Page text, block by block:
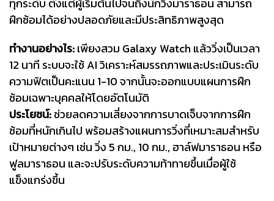
ทุกระดับ ตั้งแต่ผู้เริ่มต้นไปจนถึงนักวิ่งมาราธอน สามารถ
ฝึกซ้อมได้อย่างปลอดภัยและมีประสิทธิภาพสูงสุด
ทำงานอย่างไร:เพียงสวม Galaxy Watch แล้ววิ่งเป็นเวลา
12 นาที ระบบจะใช้ AI วิเคราะห์สมรรถภาพและประเมินระดับ
ความฟิตเป็นคะแนน 1-10 จากนั้นจะออกแบบแผนการฝึก
ซ้อมเฉพาะบุคคลให้โดยอัตโนมัติ
ประโยชน์:ช่วยลดความเสี่ยงจากการบาดเจ็บจากการฝึก
ซ้อมที่หนักเกินไป พร้อมสร้างแผนการวิ่งที่เหมาะสมสำหรับ
เป้าหมายต่างๆ เช่น วิ่ง 5 กม., 10 กม., ฮาล์ฟมาราธอน หรือ
ฟูลมาราธอน และจะปรับระดับความท้าทายขึ้นเมื่อผู้ใช้
แข็งแกร่งขึ้น